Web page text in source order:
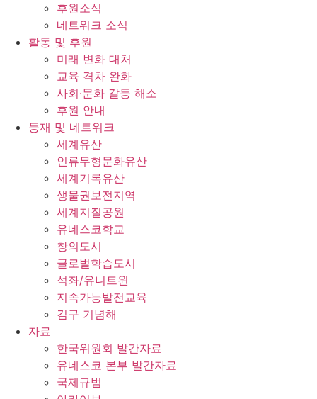
후원소식
네트워크 소식
활동 및 후원
미래 변화 대처
교육 격차 완화
사회∙문화 갈등 해소
후원 안내
등재 및 네트워크
세계유산
인류무형문화유산
세계기록유산
생물권보전지역
세계지질공원
유네스코학교
창의도시
글로벌학습도시
석좌/유니트윈
지속가능발전교육
김구 기념해
자료
한국위원회 발간자료
유네스코 본부 발간자료
국제규범